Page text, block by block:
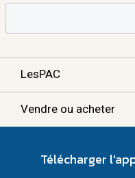
LesPAC
Vendre ou acheter
Télécharger